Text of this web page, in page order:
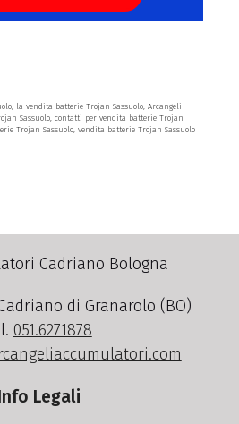
la vendita batterie Trojan Sassuolo, Arcangeli
Sassuolo, contatti per vendita batterie Trojan
Trojan Sassuolo, vendita batterie Trojan Sassuolo
di Granarolo (BO)
051.6271878
Legali